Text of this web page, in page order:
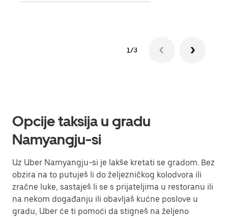
1/3
Opcije taksija u gradu
Namyangju-si
Uz Uber Namyangju-si je lakše kretati se gradom. Bez
obzira na to putuješ li do željezničkog kolodvora ili
zračne luke, sastaješ li se s prijateljima u restoranu ili
na nekom događanju ili obavljaš kućne poslove u
gradu, Uber će ti pomoći da stigneš na željeno